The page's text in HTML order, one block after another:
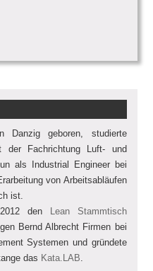
Danzig geboren, studierte
der Fachrichtung Luft- und
als Industrial Engineer bei
von Arbeitsabläufen
ist.
den
Lean Stammtisch
Bernd Albrecht Firmen bei
Systemen und gründete
das Kata.LAB.